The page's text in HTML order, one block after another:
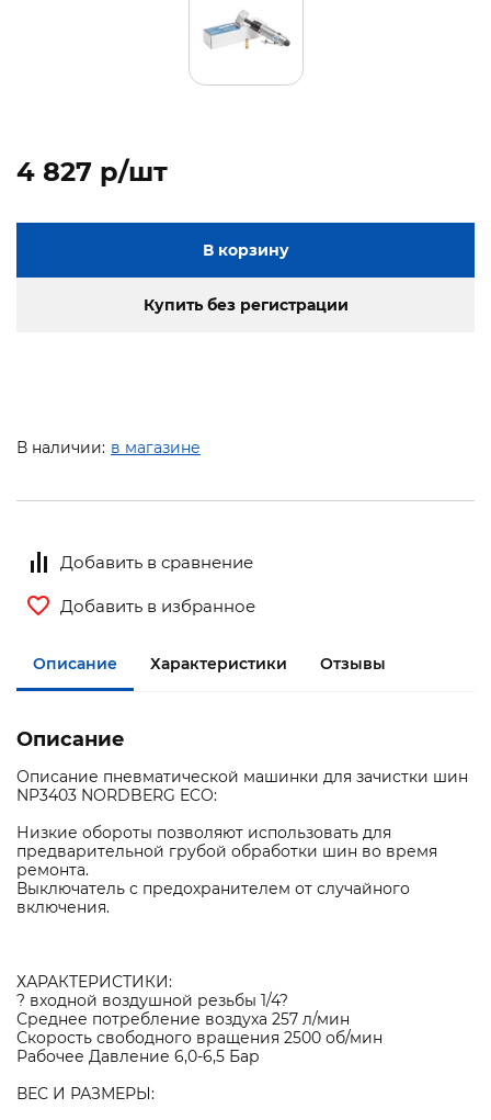
4 827 p/шт
В корзину
Купить без регистрации
В наличии: в магазине
Добавить в сравнение
Добавить в избранное
Описание Характеристики Отзывы
Описание
Описание пневматической машинки для зачистки шин
NP3403 NORDBERG ECO:
Низкие обороты позволяют использовать для
предварительной грубой обработки шин во время
ремонта.
Выключатель с предохранителем от случайного
включения.
ХАРАКТЕРИСТИКИ:
? входной воздушной резьбы 1/4?
Среднее потребление воздуха 257 л/мин
Скорость свободного вращения 2500 об/мин
Рабочее Давление 6,0-6,5 Бар
ВЕС И РАЗМЕРЫ: